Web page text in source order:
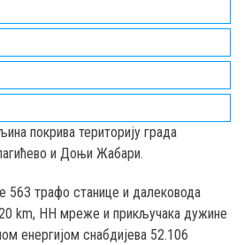
покрива територију града
и Доњи Жабари.
563 трафо станице и далековода
km, НН мреже и прикључака дужине
енергијом снабдијева 52.106